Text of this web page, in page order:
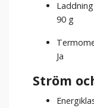
90 g
Ja
Ström